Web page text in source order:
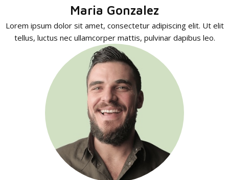
Maria Gonzalez
Lorem ipsum dolor sit amet, consectetur adipiscing elit. Ut elit
tellus, luctus nec ullamcorper mattis, pulvinar dapibus leo.